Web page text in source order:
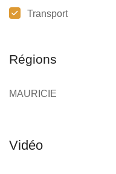
Transport
Régions
MAURICIE